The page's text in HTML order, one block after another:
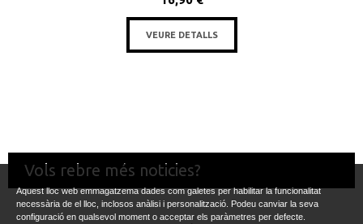
VEURE DETALLS
Vols rebre més noticies?
Aquest lloc web emmagatzema dades com galetes per habilitar la funcionalitat
necessària de el lloc, inclosos anàlisi i personalització. Podeu canviar la seva
configuració en qualsevol moment o acceptar els paràmetres per defecte.